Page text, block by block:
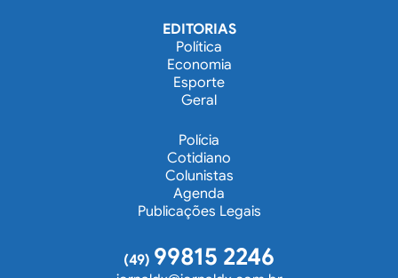
EDITORIAS
Política
Economia
Esporte
Geral
Polícia
Cotidiano
Colunistas
Agenda
Publicações Legais
(49) 99815 2246